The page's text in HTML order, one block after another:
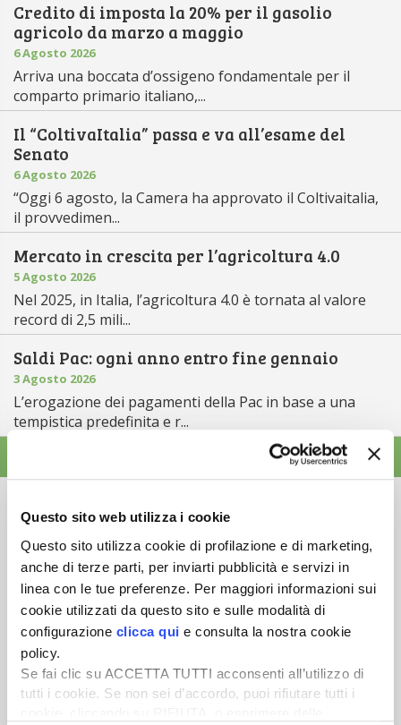
Questo sito web utilizza i cookie
Questo sito utilizza cookie di profilazione e di marketing,
anche di terze parti, per inviarti pubblicità e servizi in
linea con le tue preferenze. Per maggiori informazioni sui
cookie utilizzati da questo sito e sulle modalità di
configurazione clicca qui e consulta la nostra cookie
policy.
Se fai clic su ACCETTA TUTTI acconsenti all’utilizzo di
tutti i cookie. Se non sei d’accordo, puoi rifiutare tutti i
Credito di imposta la 20% per il gasolio
agricolo da marzo a maggio
6 Agosto 2026
Arriva una boccata d’ossigeno fondamentale per il
comparto primario italiano,...
Il “ColtivaItalia” passa e va all’esame del
Senato
6 Agosto 2026
“Oggi 6 agosto, la Camera ha approvato il Coltivaitalia,
il provvedimen...
Mercato in crescita per l’agricoltura 4.0
5 Agosto 2026
Nel 2025, in Italia, l’agricoltura 4.0 è tornata al valore
record di 2,5 mili...
Saldi Pac: ogni anno entro fine gennaio
3 Agosto 2026
L’erogazione dei pagamenti della Pac in base a una
tempistica predefinita e r...
Newsletter
Scopri un servizio d'informazione di alta qualità. Tagliato sulle tue
esigenze.